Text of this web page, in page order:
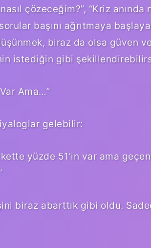
çözeceğim?”, “Kriz anında
başını ağrıtmaya
biraz da olsa güven
istediğin gibi
Ama…”
gelebilir:
yüzde 51’in var ama
biraz abarttık gibi oldu.